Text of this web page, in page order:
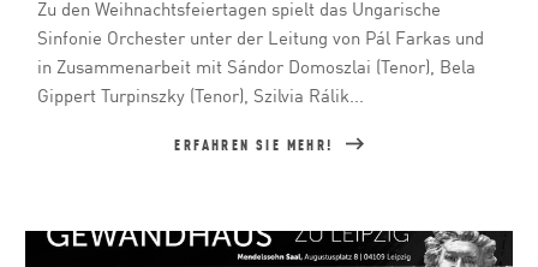
Zu den Weihnachtsfeiertagen spielt das Ungarische
Sinfonie Orchester unter der Leitung von Pál Farkas und
in Zusammenarbeit mit Sándor Domoszlai (Tenor), Bela
Gippert Turpinszky (Tenor), Szilvia Rálik...
ERFAHREN SIE MEHR!